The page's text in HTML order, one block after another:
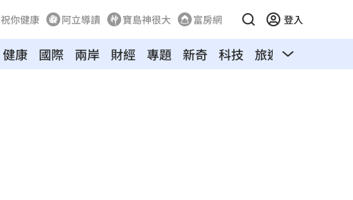
祝你健康 阿立導讀 寶島神很大 富房網 登入
健康 國際 兩岸 財經 專題 新奇 科技 旅遊 汽車